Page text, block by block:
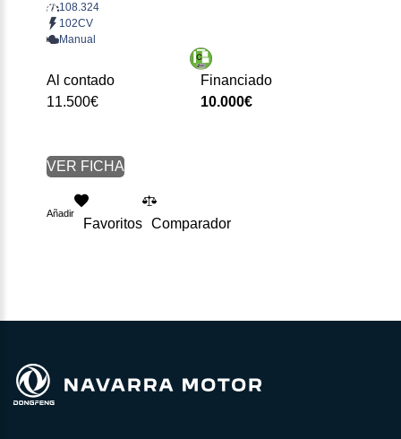
108.324
102CV
Manual
Al contado
11.500€
Financiado
10.000€
VER FICHA
Añadir
Favoritos Comparador